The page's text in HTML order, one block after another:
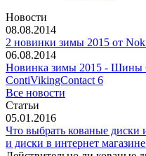
Новости
08.08.2014
2 новинки зимы 2015 от
06.08.2014
Новинка зимы 2015 - Шины
ContiVikingContact 6
Все новости
Статьи
05.01.2016
Что выбрать кованые
и диски в интернет